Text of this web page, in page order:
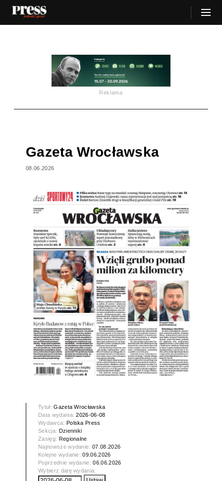
Reklama
Gazeta Wrocławska
08.06.2026
Tytuł:Gazeta Wrocławska
Data wydania:2026-06-08
Wydawca: Polska Press
Sekcja: Dzienniki
Zasięg: Regionalne
Najnowsze wydanie:07.08.2026
Kolejne wydanie:09.06.2026
Poprzednie wydanie:06.06.2026
Wybierz datę wydania: